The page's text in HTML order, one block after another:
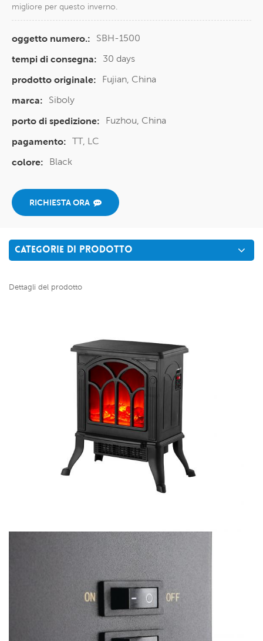
migliore per questo inverno.
oggetto numero.:
SBH-1500
tempi di consegna:
30 days
prodotto originale:
Fujian, China
marca:
Siboly
porto di spedizione:
Fuzhou, China
pagamento: TT, LC
colore:
Black
RICHIESTA ORA
CATEGORIE DI PRODOTTO
Dettagli del prodotto